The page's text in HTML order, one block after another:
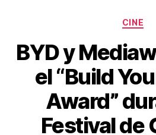
CINE
BYD y
el “Build
Award”
Festival de